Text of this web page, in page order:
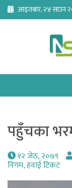
Skip
content
आइतबार, २४ साउन
पहुँचका
१२ जेठ, २०७९
निगम,हवाई टिकट